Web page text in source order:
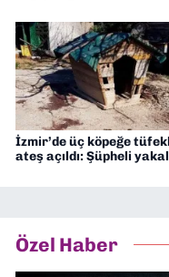
İzmir’de üç köpeğe
ateş açıldı: Şüpheli
Özel Haber